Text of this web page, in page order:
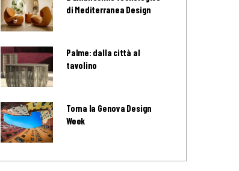
di Mediterranea Design
Palme: dalla città al
tavolino
Torna la Genova Design
Week